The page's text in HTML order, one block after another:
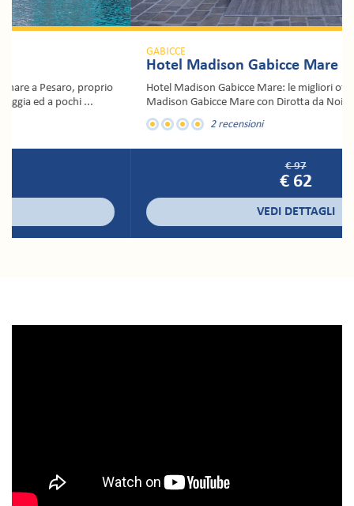
Hotel Madison Gabicce Mare
Hotel Madison Gabicce Mare: le migliori offerte per l' Hotel
Madison Gabicce Mare con Dirotta da Noi. Prenota le ...
VEDI DETTAGLI